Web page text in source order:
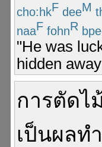
cho:hkF deeM
naaF fohnR
"He was
hidden
การตัดไ
เป็นผลท